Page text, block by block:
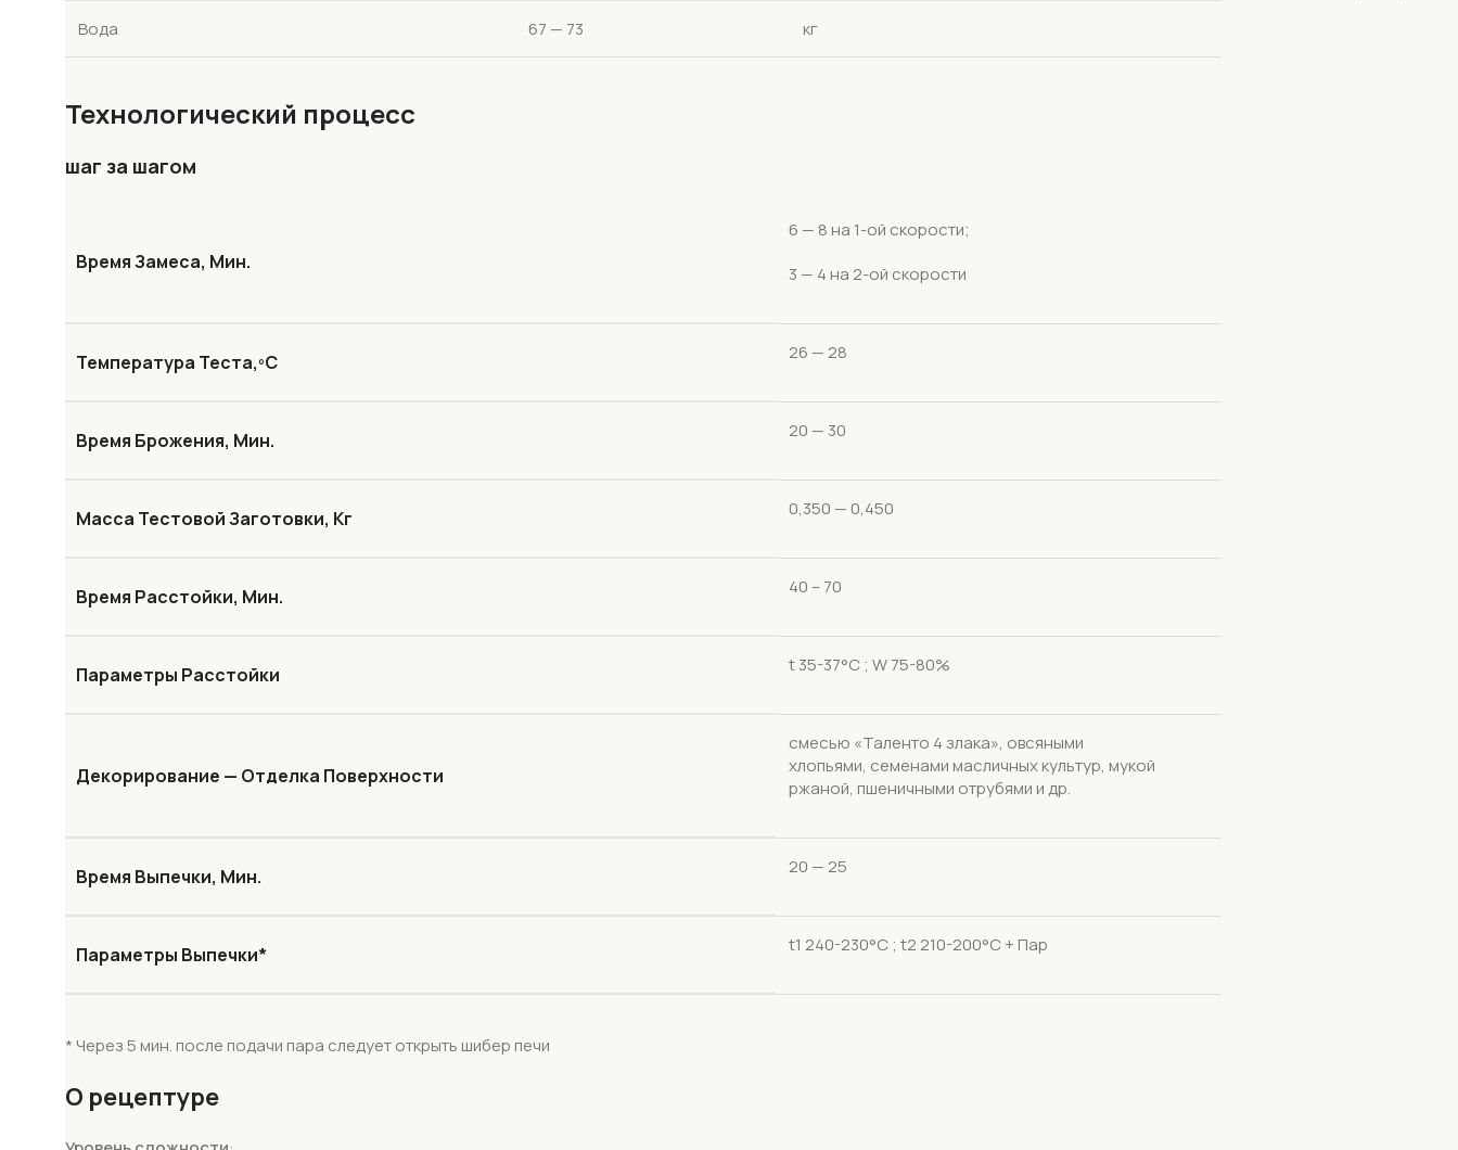
Вода 67 — 73 кг
Технологический процесс
шаг за шагом
Время Замеса, Мин.
6 — 8 на 1-ой скорости;
3 — 4 на 2-ой скорости
Температура Теста,ºС 26 — 28
Время Брожения, Мин. 20 — 30
Масса Тестовой Заготовки, Кг 0,350 — 0,450
Время Расстойки, Мин. 40 – 70
Параметры Расстойки t 35-37°С ; W 75-80%
Декорирование — Отделка Поверхности
смесью «Таленто 4 злака», овсяными
хлопьями, семенами масличных культур, мукой
ржаной, пшеничными отрубями и др.
Время Выпечки, Мин. 20 — 25
Параметры Выпечки* t1 240-230°С ; t2 210-200°С + Пар
* Через 5 мин. после подачи пара следует открыть шибер печи
О рецептуре